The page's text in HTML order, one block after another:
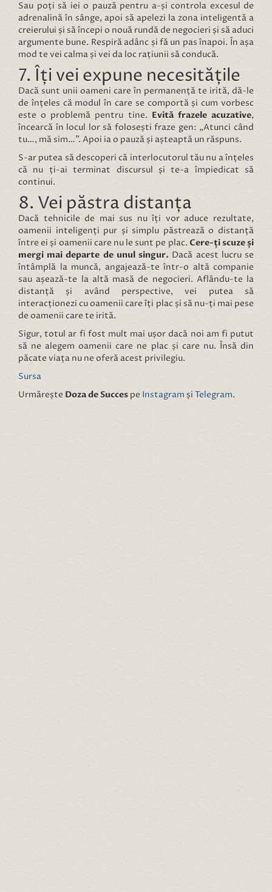
Sau poți să iei o pauză pentru a-și controla excesul de
adrenalină în sânge, apoi să apelezi la zona inteligentă a
creierului și să începi o nouă rundă de negocieri și să aduci
argumente bune. Respiră adânc și fă un pas înapoi. În așa
mod te vei calma și vei da loc rațiunii să conducă.
7. Îți vei expune necesitățile
Dacă sunt unii oameni care în permanență te irită, dă-le
de înțeles că modul în care se comportă și cum vorbesc
este o problemă pentru tine. Evită frazele acuzative,
încearcă în locul lor să folosești fraze gen: „Atunci când
tu…, mă sim…”. Apoi ia o pauză și așteaptă un răspuns.
S-ar putea să descoperi că interlocutorul tău nu a înțeles
că nu ți-ai terminat discursul și te-a împiedicat să
continui.
8. Vei păstra distanța
Dacă tehnicile de mai sus nu îți vor aduce rezultate,
oamenii inteligenți pur și simplu păstrează o distanță
între ei și oamenii care nu le sunt pe plac. Cere-ți scuze și
mergi mai departe de unul singur. Dacă acest lucru se
întâmplă la muncă, angajează-te într-o altă companie
sau așează-te la altă masă de negocieri. Aflându-te la
distanță și având perspective, vei putea să
interacționezi cu oamenii care îți plac și să nu-ți mai pese
de oamenii care te irită.
Sigur, totul ar fi fost mult mai ușor dacă noi am fi putut
să ne alegem oamenii care ne plac și care nu. Însă din
păcate viața nu ne oferă acest privilegiu.
Sursa
Urmărește Doza de Succes pe Instagram și Telegram.